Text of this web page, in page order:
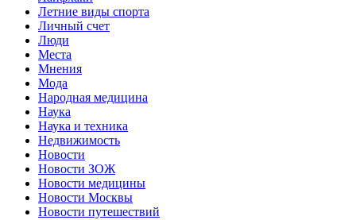
Летние виды спорта
Личный счет
Люди
Места
Мнения
Мода
Народная медицина
Наука
Наука и техника
Недвижимость
Новости
Новости ЗОЖ
Новости медицины
Новости Москвы
Новости путешествий